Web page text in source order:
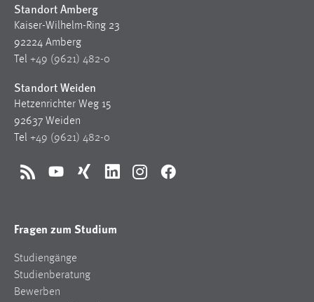
Standort Amberg
Kaiser-Wilhelm-Ring 23
92224 Amberg
Tel +49 (9621) 482-0
Standort Weiden
Hetzenrichter Weg 15
92637 Weiden
Tel +49 (9621) 482-0
RSS YouTubeXing LinkedInInstagramFacebook
Fragen zum Studium
Studiengänge
Studienberatung
Bewerben
Name:
MibewSessionID, MIBEW_UserID, mibew_locale, mibew-
chat-frame-style-5e9dbeb1811c0446
Zweck:
Cookie Laufzeit:
MibewSessionID, mibew-chat-frame-style-
5e9dbeb1811c0446 = Sitzungslaufzeit, mibew_locale = 3
fe_user, be_user, be_lastLoginProvider
Zweck:
Dieser Cookie ist notwendig um sich an der Website
einloggen zu können.